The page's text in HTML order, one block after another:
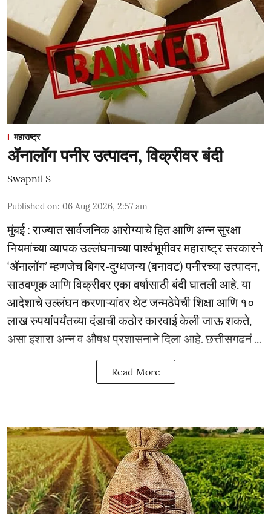
महाराष्ट्र
ॲनालॉग पनीर उत्पादन, विक्रीवर बंदी
Swapnil S
Published on: 06 Aug 2026, 2:57 am
मुंबई : राज्यात सार्वजनिक आरोग्याचे हित आणि अन्न सुरक्षा
नियमांच्या व्यापक उल्लंघनाच्या पार्श्वभूमीवर महाराष्ट्र सरकारने
‘ॲनालॉग’ म्हणजेच बिगर-दुग्धजन्य (बनावट) पनीरच्या उत्पादन,
साठवणूक आणि विक्रीवर एका वर्षासाठी बंदी घातली आहे. या
आदेशाचे उल्लंघन करणाऱ्यांवर थेट जन्मठेपेची शिक्षा आणि १०
लाख रुपयांपर्यंतच्या दंडाची कठोर कारवाई केली जाऊ शकते,
असा इशारा अन्न व औषध प्रशासनाने दिला आहे. छत्तीसगढनं ...
Read More